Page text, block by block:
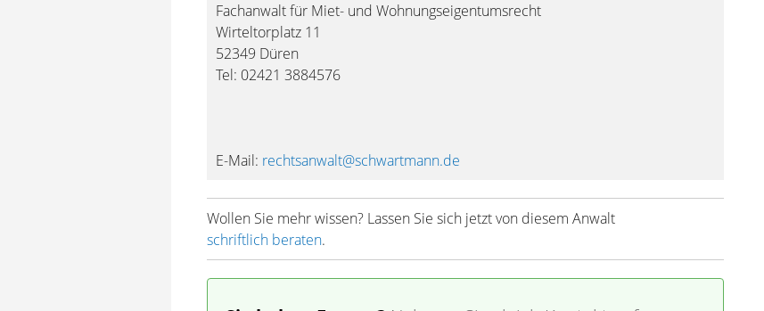
Fachanwalt für Miet- und Wohnungseigentumsrecht
Wirteltorplatz 11
52349 Düren
Tel: 02421 3884576
E-Mail: rechtsanwalt@schwartmann.de
Wollen Sie mehr wissen? Lassen Sie sich jetzt von diesem Anwalt
schriftlich beraten.